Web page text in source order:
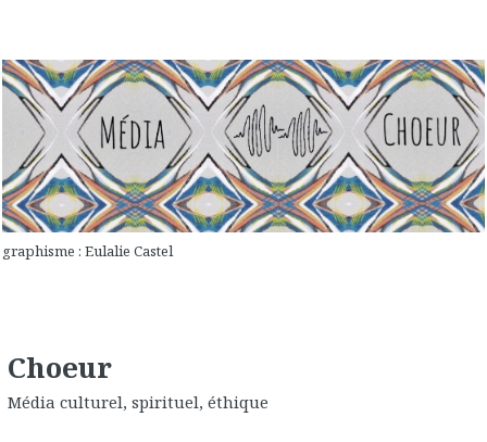
graphisme : Eulalie Castel
Choeur
Média culturel, spirituel, éthique